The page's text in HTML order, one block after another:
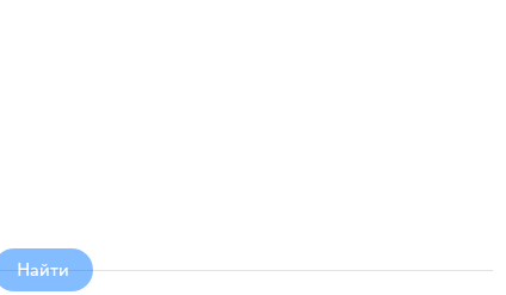
Найти